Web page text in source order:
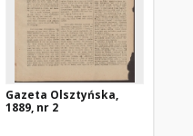
Gazeta Olsztyńska,
1889, nr 2